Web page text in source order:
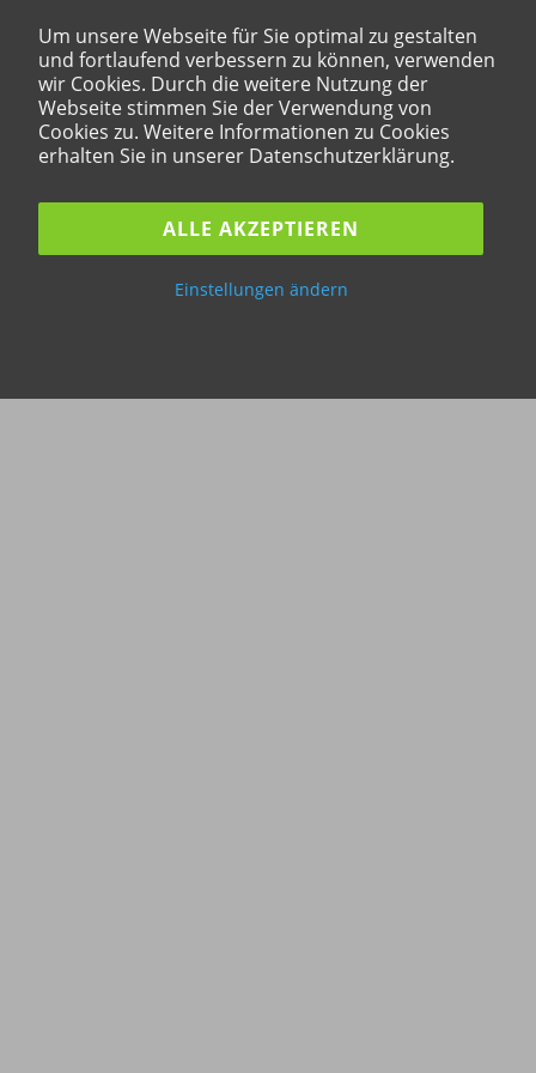
Um unsere Webseite für Sie optimal zu gestalten
und fortlaufend verbessern zu können, verwenden
wir Cookies. Durch die weitere Nutzung der
Webseite stimmen Sie der Verwendung von
Cookies zu. Weitere Informationen zu Cookies
erhalten Sie in unserer Datenschutzerklärung.
ALLE AKZEPTIEREN
Einstellungen ändern